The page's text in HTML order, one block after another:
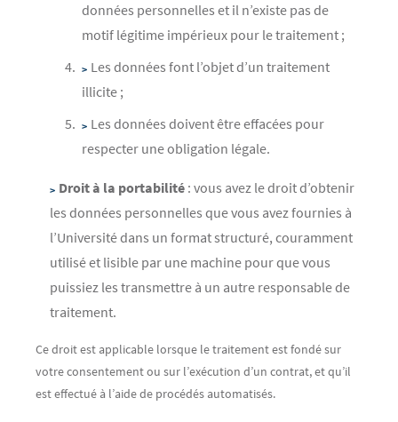
données personnelles et il n’existe pas de
motif légitime impérieux pour le traitement ;
Les données font l’objet d’un traitement
illicite ;
Les données doivent être effacées pour
respecter une obligation légale.
Droit à la portabilité : vous avez le droit d’obtenir
les données personnelles que vous avez fournies à
l’Université dans un format structuré, couramment
utilisé et lisible par une machine pour que vous
puissiez les transmettre à un autre responsable de
traitement.
Ce droit est applicable lorsque le traitement est fondé sur
votre consentement ou sur l’exécution d’un contrat, et qu’il
est effectué à l’aide de procédés automatisés.